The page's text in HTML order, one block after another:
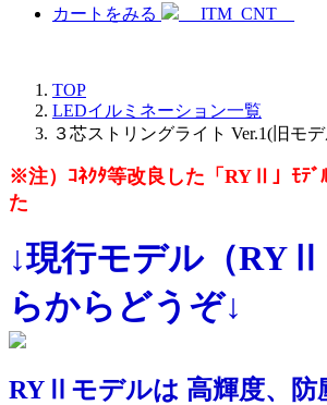
カートをみる
__ITM_CNT__
TOP
LEDイルミネーション一覧
３芯ストリングライト Ver.1(旧モ
※注）ｺﾈｸﾀ等改良した「RYⅡ」ﾓﾃﾞ
た
↓現行モデル（
らからどうぞ↓
RYⅡモデルは 高輝度、防